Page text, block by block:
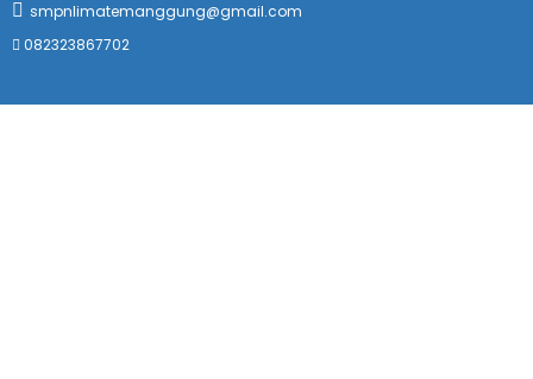
smpnlimatemanggung@gmail.com
082323867702